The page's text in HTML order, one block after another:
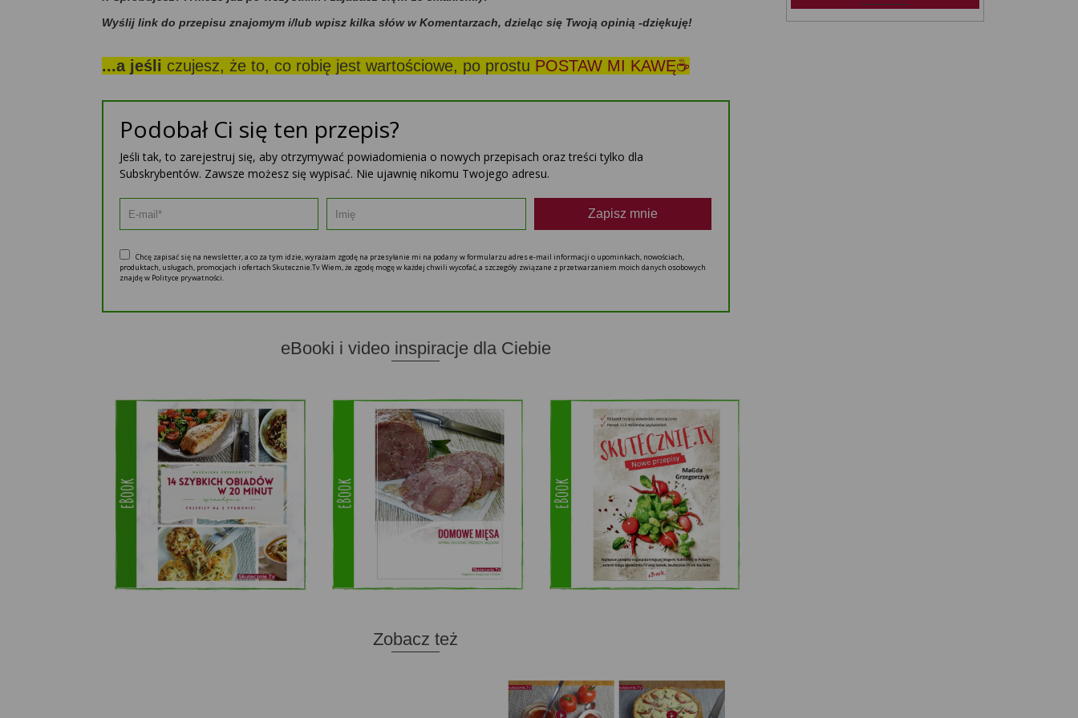
Wyślij link do przepisu znajomym i/lub wpisz kilka słów w Komentarzach, dzieląc się Twoją opinią -dziękuję!
...a jeśli czujesz, że to, co robię jest wartościowe, po prostu POSTAW MI KAWĘ☕
Podobał Ci się ten przepis?
Jeśli tak, to zarejestruj się, aby otrzymywać powiadomienia o nowych przepisach oraz treści tylko dla
Subskrybentów. Zawsze możesz się wypisać. Nie ujawnię nikomu Twojego adresu.
Zapisz mnie
Chcę zapisać się na newsletter, a co za tym idzie, wyrażam zgodę na przesyłanie mi na podany w formularzu adres e-mail informacji o upominkach, nowościach,
produktach, usługach, promocjach i ofertach Skutecznie.Tv Wiem, że zgodę mogę w każdej chwili wycofać, a szczegóły związane z przetwarzaniem moich danych osobowych
znajdę w Polityce prywatności.
eBooki i video inspiracje dla Ciebie
Zobacz też